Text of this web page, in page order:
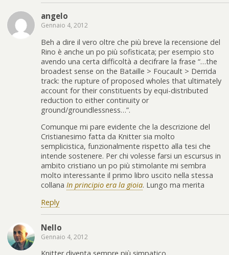
angelo
Gennaio 4, 2012
Beh a dire il vero oltre che più breve la recensione del
Rino è anche un po più sofisticata; per esempio sto
avendo una certa difficoltà a decifrare la frase “…the
broadest sense on the Bataille > Foucault > Derrida
track: the rupture of proposed wholes that ultimately
account for their constituents by equi-distributed
reduction to either continuity or
ground/groundlessness…”.
Comunque mi pare evidente che la descrizione del
Cristianesimo fatta da Knitter sia molto
semplicistica, funzionalmente rispetto alla tesi che
intende sostenere. Per chi volesse farsi un escursus in
ambito cristiano un po più stimolante mi sembra
molto interessante il primo libro uscito nella stessa
collana In principio era la gioia. Lungo ma merita
Reply
Nello
Gennaio 4, 2012